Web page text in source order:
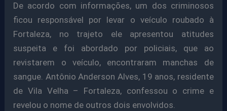
De acordo com informações, um dos criminosos
ficou responsável por levar o veículo roubado à
Fortaleza, no trajeto ele apresentou atitudes
suspeita e foi abordado por policiais, que ao
revistarem o veículo, encontraram manchas de
sangue. Antônio Anderson Alves, 19 anos, residente
de Vila Velha – Fortaleza, confessou o crime e
revelou o nome de outros dois envolvidos.